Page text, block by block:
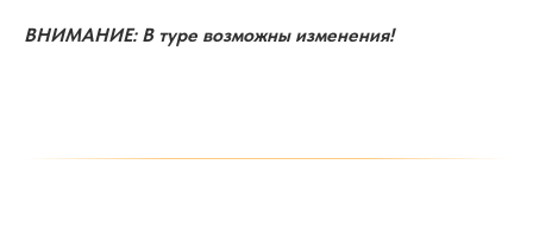
ВНИМАНИЕ: В туре возможны изменения!